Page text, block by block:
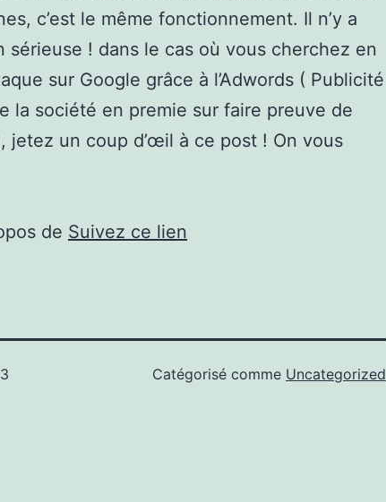
c’est le même fonctionnement. Il n’y a
sérieuse ! dans le cas où vous cherchez en
sur Google grâce à l’Adwords ( Publicité
la société en premie sur faire preuve de
jetez un coup d’œil à ce post ! On vous
de Suivez ce lien
Catégorisé comme Uncategorized